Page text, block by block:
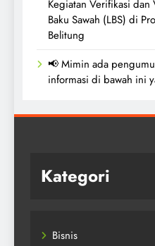
Kegiatan Verifikasi dan
Baku Sawah (LBS) di
Belitung
📢 Mimin ada
informasi di bawah ini
Kategori
Bisnis